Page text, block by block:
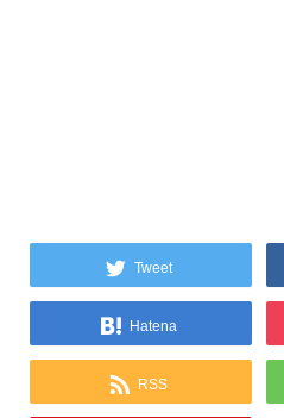
Tweet
Hatena
RSS